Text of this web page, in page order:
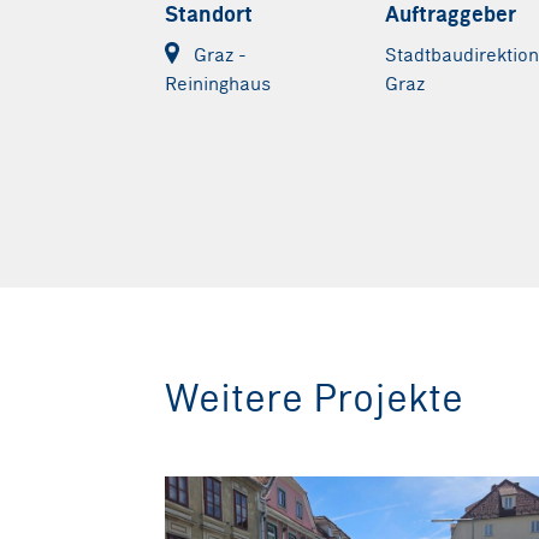
Standort
Graz -
Reininghaus
Auftraggeber
Stadtbaudirektion
Graz
Weitere Projekte